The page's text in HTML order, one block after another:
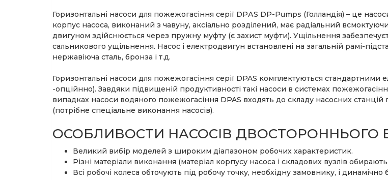
Горизонтальні насоси для пожежогасіння серії DPАS DP-Pumps (Голландія) – це
корпус насоса, виконаний з чавуну, аксіально розділений, має радіальний
двигуном здійснюється через пружну муфту (є захист муфти). Ущільнення
сальникового ущільнення. Насос і електродвигун встановлені на загальній рамі-
нержавіюча сталь, бронза і т.д.
Горизонтальні насоси для пожежогасіння серії DPAS комплектуються стандартними
-опційнно). Завдяки підвищеній продуктивності такі насоси в системах
випадках насоси водяного пожежогасіння DPAS входять до складу насосних
(потрібне спеціальне виконання насосів).
ОСОБЛИВОСТИ НАСОСІВ ДВОСТОРОННЬОГО
Великий вибір моделей з широким діапазоном робочих характеристик.
Різні матеріали виконання (матеріал корпусу насоса і складових вузлів
Всі робочі колеса обточують під робочу точку, необхідну замовнику, і